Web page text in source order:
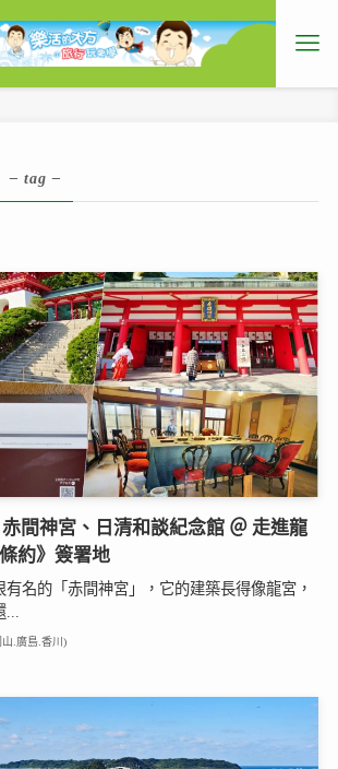
– tag –
間神宮、日清和談紀念館 ＠ 走進龍
約》簽署地
名的「赤間神宮」，它的建築長得像龍宮，
山.廣島.香川)